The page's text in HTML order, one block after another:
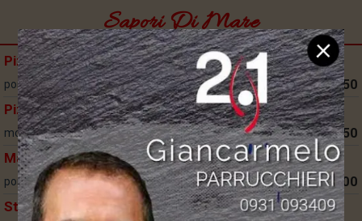
Sapori Di Mare
Pizza al Tonno
pomodoro, mozzarella, tonno, cipolla
7,50
Pizza al Salmone
mozzarella, crema di salmone, salmone
9,50
Marinara
pomodoro, mozzarella, polipo*, calamari*, gamberi*
12,00
Stella Marina